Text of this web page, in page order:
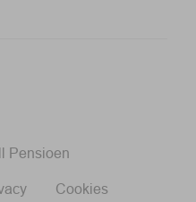
Pensioen
Cookies